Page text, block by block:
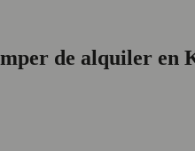
de alquiler en